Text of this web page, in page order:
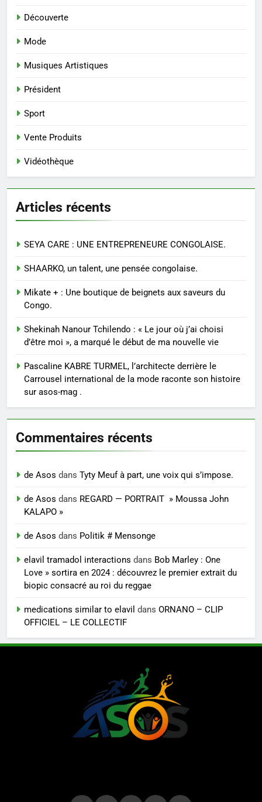
Découverte
Mode
Musiques Artistiques
Président
Sport
Vente Produits
Vidéothèque
Articles récents
SEYA CARE : UNE ENTREPRENEURE CONGOLAISE.
SHAARKO, un talent, une pensée congolaise.
Mikate + : Une boutique de beignets aux saveurs du
Congo.
Shekinah Nanour Tchilendo : « Le jour où j’ai choisi
d’être moi », a marqué le début de ma nouvelle vie
Pascaline KABRE TURMEL, l’architecte derrière le
Carrousel international de la mode raconte son histoire
sur asos-mag .
Commentaires récents
de Asos dans Tyty Meuf à part, une voix qui s’impose.
de Asos dans REGARD — PORTRAIT » Moussa John
KALAPO »
de Asos dans Politik # Mensonge
elavil tramadol interactions dans Bob Marley : One
Love » sortira en 2024 : découvrez le premier extrait du
biopic consacré au roi du reggae
medications similar to elavil dans ORNANO – CLIP
OFFICIEL – LE COLLECTIF